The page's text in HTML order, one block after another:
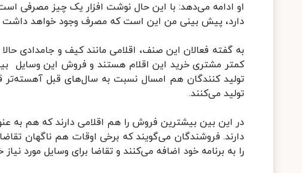
او ادامه می‌دهد: با این حال نوشت افزار یک چیز مصرفی
دارد، پیش بینی من این است که مصرف وجود خواهد داشت و
به گفته فعالان این صنف، اقلامی مانند کیف و جامدادی
کمتر مشتری خرید این اقلام هستند و فروش این وسایل
تولید کنندگان هم امسال نسبت به سال‌های قبل آهسته‌تر
تولید می‌کنند.
در این بین بیشترین فروش را هم اقلامی دارند که هم به
دارند. فروشندگان می‌گویند که برخی اوقات هم ناگهان
را به برنامه خود اضافه می‌کنند و تقاضا برای وسایل مورد